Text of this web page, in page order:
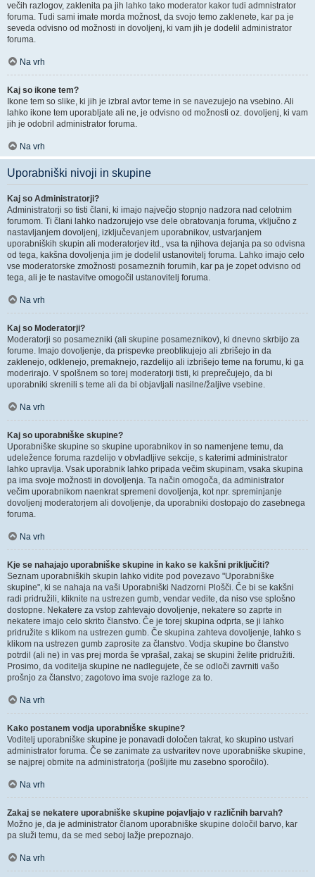
večih razlogov, zaklenita pa jih lahko tako moderator kakor tudi admnistrator
foruma. Tudi sami imate morda možnost, da svojo temo zaklenete, kar pa je
seveda odvisno od možnosti in dovoljenj, ki vam jih je dodelil administrator
foruma.
Na vrh
Kaj so ikone tem?
Ikone tem so slike, ki jih je izbral avtor teme in se navezujejo na vsebino. Ali
lahko ikone tem uporabljate ali ne, je odvisno od možnosti oz. dovoljenj, ki vam
jih je odobril administrator foruma.
Na vrh
Uporabniški nivoji in skupine
Kaj so Administratorji?
Administratorji so tisti člani, ki imajo največjo stopnjo nadzora nad celotnim
forumom. Ti člani lahko nadzorujejo vse dele obratovanja foruma, vključno z
nastavljanjem dovoljenj, izključevanjem uporabnikov, ustvarjanjem
uporabniških skupin ali moderatorjev itd., vsa ta njihova dejanja pa so odvisna
od tega, kakšna dovoljenja jim je dodelil ustanovitelj foruma. Lahko imajo celo
vse moderatorske zmožnosti posameznih forumih, kar pa je zopet odvisno od
tega, ali je te nastavitve omogočil ustanovitelj foruma.
Na vrh
Kaj so Moderatorji?
Moderatorji so posamezniki (ali skupine posameznikov), ki dnevno skrbijo za
forume. Imajo dovoljenje, da prispevke preoblikujejo ali zbrišejo in da
zaklenejo, odklenejo, premaknejo, razdelijo ali izbrišejo teme na forumu, ki ga
moderirajo. V spolšnem so torej moderatorji tisti, ki preprečujejo, da bi
uporabniki skrenili s teme ali da bi objavljali nasilne/žaljive vsebine.
Na vrh
Kaj so uporabniške skupine?
Uporabniške skupine so skupine uporabnikov in so namenjene temu, da
udeležence foruma razdelijo v obvladljive sekcije, s katerimi administrator
lahko upravlja. Vsak uporabnik lahko pripada večim skupinam, vsaka skupina
pa ima svoje možnosti in dovoljenja. Ta način omogoča, da administrator
večim uporabnikom naenkrat spremeni dovoljenja, kot npr. spreminjanje
dovoljenj moderatorjem ali dovoljenje, da uporabniki dostopajo do zasebnega
foruma.
Na vrh
Kje se nahajajo uporabniške skupine in kako se kakšni priključiti?
Seznam uporabniških skupin lahko vidite pod povezavo "Uporabniške
skupine", ki se nahaja na vaši Uporabniški Nadzorni Plošči. Če bi se kakšni
radi pridružili, kliknite na ustrezen gumb, vendar vedite, da niso vse splošno
dostopne. Nekatere za vstop zahtevajo dovoljenje, nekatere so zaprte in
nekatere imajo celo skrito članstvo. Če je torej skupina odprta, se ji lahko
pridružite s klikom na ustrezen gumb. Če skupina zahteva dovoljenje, lahko s
klikom na ustrezen gumb zaprosite za članstvo. Vodja skupine bo članstvo
potrdil (ali ne) in vas prej morda še vprašal, zakaj se skupini želite pridružiti.
Prosimo, da voditelja skupine ne nadlegujete, če se odloči zavrniti vašo
prošnjo za članstvo; zagotovo ima svoje razloge za to.
Na vrh
Kako postanem vodja uporabniške skupine?
Voditelj uporabniške skupine je ponavadi določen takrat, ko skupino ustvari
administrator foruma. Če se zanimate za ustvaritev nove uporabniške skupine,
se najprej obrnite na administratorja (pošljite mu zasebno sporočilo).
Na vrh
Zakaj se nekatere uporabniške skupine pojavljajo v različnih barvah?
Možno je, da je administrator članom uporabniške skupine določil barvo, kar
pa služi temu, da se med seboj lažje prepoznajo.
Na vrh